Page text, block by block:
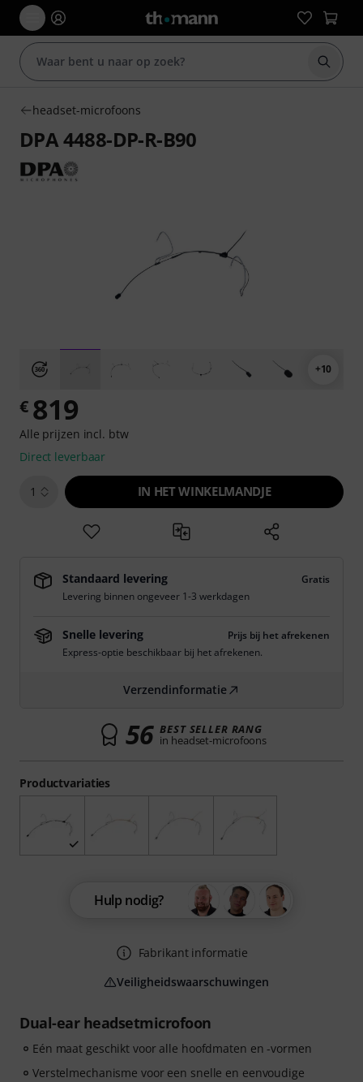
Zoek
headset-microfoons
DPA 4488-DP-R-B90
+10
Dual-ear headsetmicrofoon
Eén maat geschikt voor alle hoofdmaten en -vormen
Verstelmechanisme voor een snelle en eenvoudige
Productvariaties
€ 819
Alle prijzen incl. btw
Direct leverbaar
1 IN HET WINKELMANDJE
Standaard levering
Gratis
Levering binnen ongeveer 1-3 werkdagen
Snelle levering
Prijs bij het afrekenen
Express-optie beschikbaar bij het afrekenen.
Verzendinformatie
56 BEST SELLER RANG
in headset-microfoons
Hulp nodig?
Fabrikant informatie
Veiligheidswaarschuwingen